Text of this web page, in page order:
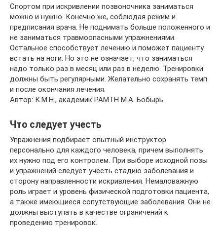
Спортом при искривлении позвоночника заниматься
можно и нужно. Конечно же, соблюдая режим и
предписания врача. Не поднимать больше положенного и
не заниматься травмоопасными упражнениями.
Остальное способствует лечению и поможет пациенту
встать на ноги. Но это не означает, что заниматься
надо только раз в месяц или раз в неделю. Тренировки
должны быть регулярными. Желательно сохранять темп
и после окончания лечения.
Автор: К.М.Н., академик РАМТН М.А. Бобырь
Что следует учесть
Упражнения подбирает опытный инструктор
персонально для каждого человека, причем выполнять
их нужно под его контролем. При выборе исходной позы
и упражнений следует учесть стадию заболевания и
сторону направленности искривления. Немаловажную
роль играет и уровень физической подготовки пациента,
а также имеющиеся сопутствующие заболевания. Они не
должны выступать в качестве ограничений к
проведению тренировок.